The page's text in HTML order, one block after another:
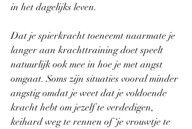
in het dagelijks leven.
Dat je spierkracht toeneemt naarmate je
langer aan krachttraining doet speelt
natuurlijk ook mee in hoe je met angst
omgaat. Soms zijn situaties vooral minder
angstig omdat je weet dat je voldoende
kracht hebt om jezelf te verdedigen,
keihard weg te rennen of ‘je vrouwtje te